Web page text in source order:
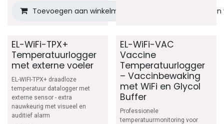
Toevoegen aan winkelmandje Toevoegen
EL-WiFi-TPX+
Temperatuurlogger
met externe voeler
EL-WIFI-TPX+ draadloze
temperatuur datalogger met
externe sensor - extra
nauwkeurig met visueel en
auditief alarm
EL-WiFi-VAC
Vaccine
Temperatuurlogger
– Vaccinbewaking
met WiFi en Glycol
Buffer
Professionele
temperatuurmonitoring voor